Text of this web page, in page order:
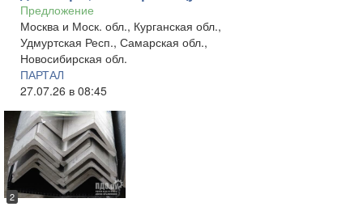
Предложение
Москва и Моск. обл., Курганская обл.,
Удмуртская Респ., Самарская обл.,
Новосибирская обл.
ПАРТАЛ
27.07.26 в 08:45
2